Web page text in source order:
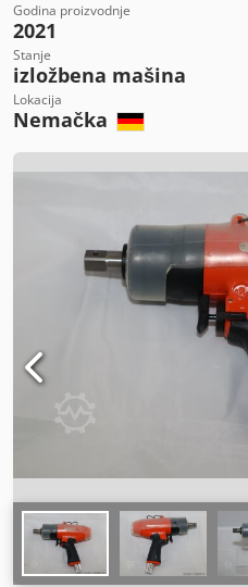
Godina proizvodnje
2021
Stanje
izložbena mašina
Lokacija
Nemačka